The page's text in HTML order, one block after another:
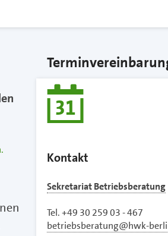
Kontakt
Sekretariat Betriebsberatung
Tel. +49 30 259 03 - 467
betriebsberatung@hwk-